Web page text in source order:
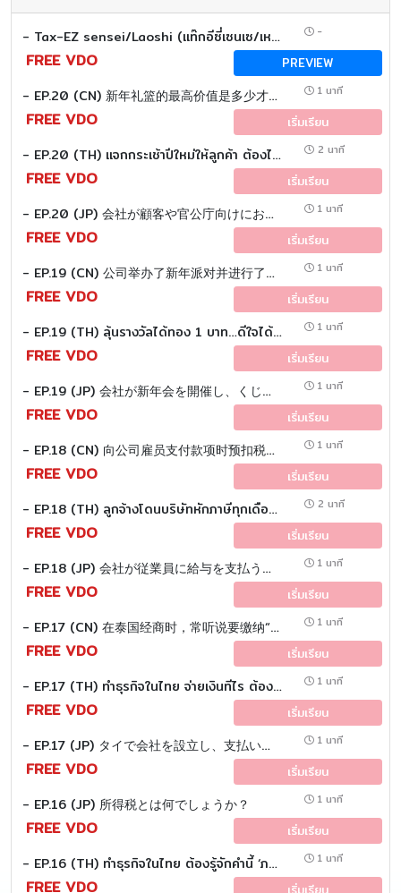
- Tax-EZ sensei/Laoshi (แท๊กอีซี่เซนเซ/เหล่าซือ) -
FREE VDO PREVIEW
- EP.20 (CN) 新年礼篮的最高价值是多少才能全额抵扣税款 ？ 1 นาที
FREE VDO เริ่มเรียน
- EP.20 (TH) แจกกระเช้าปีใหม่ให้ลูกค้า ต้องไม่เกินกี่บาท... ถึงหักภาษีได้เต็ม ? 2 นาที
FREE VDO เริ่มเรียน
- EP.20 (JP) 会社が顧客や官公庁向けにお歳暮 （新年のギフトバスケット） を購入した場合、これを税務上の費用として 計上するために、金額の下限（最低いくら以上） といった規定はあるのでしょうか？ 1 นาที
FREE VDO เริ่มเรียน
- EP.19 (CN) 公司举办了新年派对并进行了抽奖活动。一名员工赢得了价值1泰铢的黄金。这会涉及哪些税务问题 ？ 1 นาที
FREE VDO เริ่มเรียน
- EP.19 (TH) ลุ้นรางวัลได้ทอง 1 บาท…ดีใจได้เต็มที่ หรือมีภาษีตามมา ? 1 นาที
FREE VDO เริ่มเรียน
- EP.19 (JP) 会社が新年会を開催し、くじ引きで従業員が「金1バーツ」を当選した場合、税務上の取扱いはどうなりますか？ 1 นาที
FREE VDO เริ่มเรียน
- EP.18 (CN) 向公司雇员支付款项时预扣税的计算 ？ 1 นาที
FREE VDO เริ่มเรียน
- EP.18 (TH) ลูกจ้างโดนบริษัทหักภาษีทุกเดือน เอ๊ะ !! คำนวณยังไงกันนะ ? 2 นาที
FREE VDO เริ่มเรียน
- EP.18 (JP) 会社が従業員に給与を支払う場合の 「源泉所得税（Personal Income Tax）」の計算方法について説明します。 1 นาที
FREE VDO เริ่มเรียน
- EP.17 (CN) 在泰国经商时，常听说要缴纳“所得税”。 那么，“所得税”是什么呢？ 1 นาที
FREE VDO เริ่มเรียน
- EP.17 (TH) ทำธุรกิจในไทย จ่ายเงินทีไร ต้องหักภาษีทุกที! เคยสงสัยไหม...หักทำไม หักให้ใคร? 1 นาที
FREE VDO เริ่มเรียน
- EP.17 (JP) タイで会社を設立し、支払いをする際には 源泉徴収を行う必要があります では、「源泉徴収税」とは何でしょうか？ 1 นาที
FREE VDO เริ่มเรียน
- EP.16 (JP) 所得税とは何でしょうか？ 1 นาที
FREE VDO เริ่มเรียน
- EP.16 (TH) ทำธุรกิจในไทย ต้องรู้จักคำนี้ ‘ภาษีเงินได้’ 1 นาที
FREE VDO เริ่มเรียน